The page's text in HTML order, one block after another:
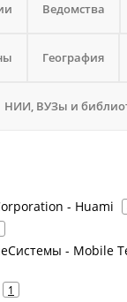
Ведомства
География
НИИ, ВУЗы и
- Huami
- Mobile
1